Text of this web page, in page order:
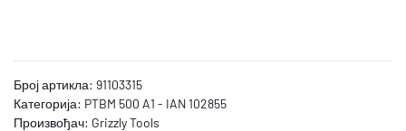
Број артикла: 91103315
Категорија: PTBM 500 A1 - IAN 102855
Произвођач: Grizzly Tools